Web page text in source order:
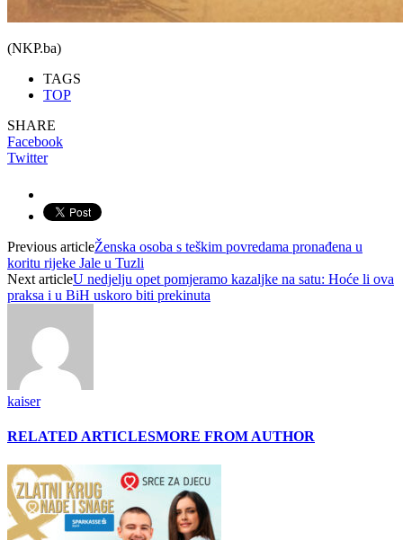
(NKP.ba)
TAGS
TOP
SHARE
Facebook
Twitter
Previous articleŽenska osoba s teškim povredama pronađena u
koritu rijeke Jale u Tuzli
Next articleU nedjelju opet pomjeramo kazaljke na satu: Hoće li ova
praksa i u BiH uskoro biti prekinuta
kaiser
RELATED ARTICLESMORE FROM AUTHOR